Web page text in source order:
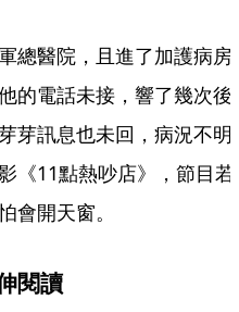
總醫院，且進了加護病房
的電話未接，響了幾次後
芽訊息也未回，病況不明
《11點熱吵店》，節目若
會開天窗。
閱讀